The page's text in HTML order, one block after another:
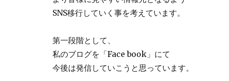
SNS移行していく事を考えています。
第一段階として、
私のブログを「Face book」にて
今後は発信していこうと思っています。